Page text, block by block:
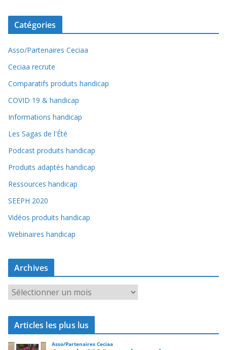
Catégories
Asso/Partenaires Ceciaa
Ceciaa recrute
Comparatifs produits handicap
COVID 19 & handicap
Informations handicap
Les Sagas de l'Été
Podcast produits handicap
Produits adaptés handicap
Ressources handicap
SEEPH 2020
Vidéos produits handicap
Webinaires handicap
Archives
r
c
i
Articles les plus lus